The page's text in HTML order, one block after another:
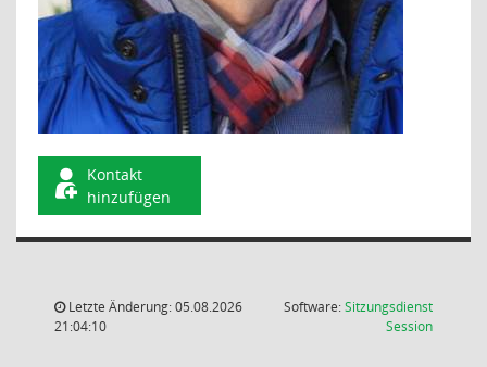
Kontakt
hinzufügen
Letzte Änderung: 05.08.2026
21:04:10
Software:Sitzungsdienst
Session(Wird in